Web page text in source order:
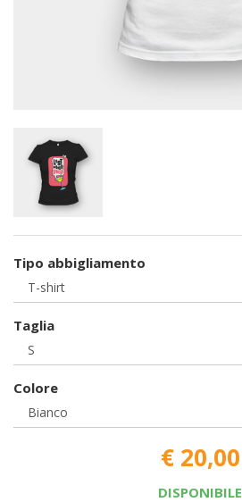
Tipo abbigliamento
Taglia
Colore
€ 20,00
DISPONIBILE